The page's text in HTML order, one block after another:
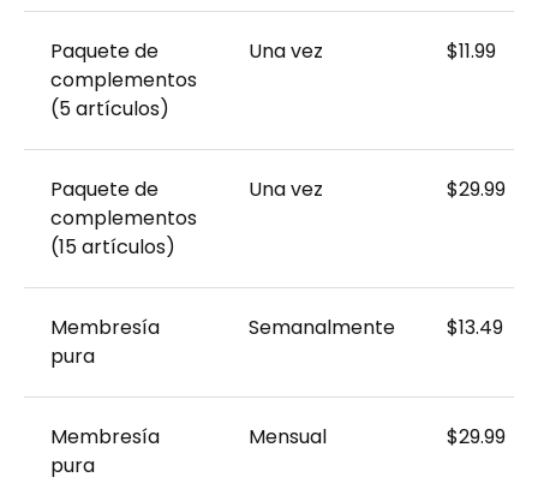
Paquete de
complementos
(5 artículos)
Una vez $11.99
Paquete de
complementos
(15 artículos)
Una vez $29.99
Membresía
pura
Semanalmente $13.49
Membresía
pura
Mensual $29.99